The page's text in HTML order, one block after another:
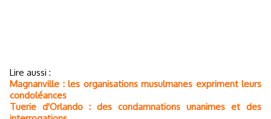
Lire aussi :
Magnanville : les organisations musulmanes expriment leurs
condoléances
Tuerie d'Orlando : des condamnations unanimes et des